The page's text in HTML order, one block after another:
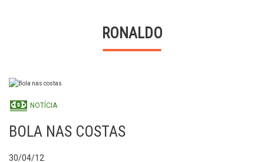
RONALDO
NOTÍCIA
BOLA NAS COSTAS
30/04/12